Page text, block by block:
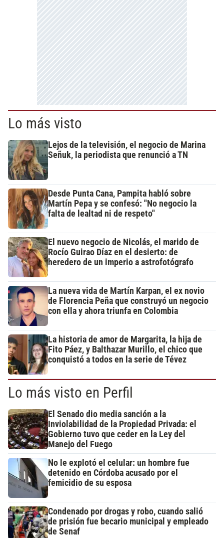
Lo más visto
Lejos de la televisión, el negocio de Marina
Señuk, la periodista que renunció a TN
Desde Punta Cana, Pampita habló sobre
Martín Pepa y se confesó: "No negocio la
falta de lealtad ni de respeto"
El nuevo negocio de Nicolás, el marido de
Rocío Guirao Díaz en el desierto: de
heredero de un imperio a astrofotógrafo
La nueva vida de Martín Karpan, el ex novio
de Florencia Peña que construyó un negocio
con ella y ahora triunfa en Colombia
La historia de amor de Margarita, la hija de
Fito Páez, y Balthazar Murillo, el chico que
conquistó a todos en la serie de Tévez
Lo más visto en Perfil
El Senado dio media sanción a la
Inviolabilidad de la Propiedad Privada: el
Gobierno tuvo que ceder en la Ley del
Manejo del Fuego
No le explotó el celular: un hombre fue
detenido en Córdoba acusado por el
femicidio de su esposa
Condenado por drogas y robo, cuando salió
de prisión fue becario municipal y empleado
de Senaf